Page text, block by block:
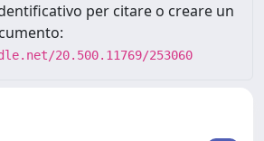
per citare o creare un
20.500.11769/253060